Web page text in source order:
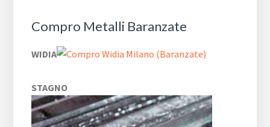
Compro Metalli Baranzate
WIDIA
STAGNO